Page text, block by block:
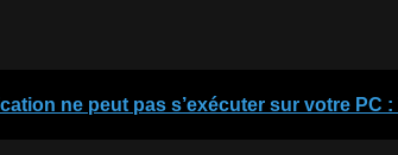
ne peut pas s’exécuter sur votre PC